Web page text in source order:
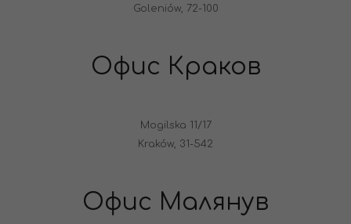
Goleniów, 72-100
Офис Краков
Mogilska 11/17
Kraków, 31-542
Офис Малянув